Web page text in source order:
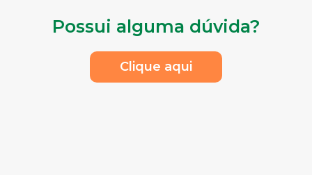
Possui alguma dúvida?
Clique aqui